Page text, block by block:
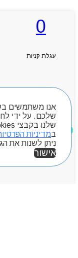
שלכם. על ידי
במדיניות
ניתן לשנות את
אישור
0
עגלת קניות
חיפוש מוצרים
מוצרים שאהבתי
ראשי
קטלוג מוצרים
המגזין